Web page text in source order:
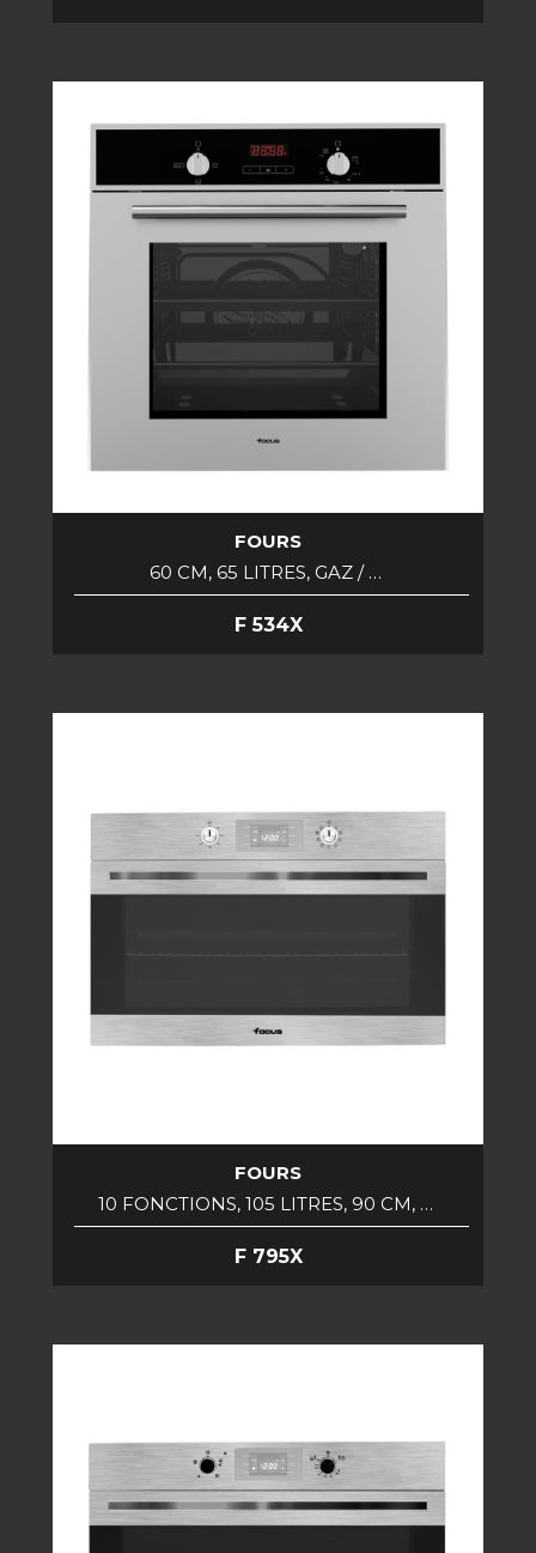
FOURS
60 CM, 65 LITRES, GAZ / …
F 534X
FOURS
10 FONCTIONS, 105 LITRES, 90 CM, …
F 795X